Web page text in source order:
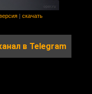
скачать
в Telegram